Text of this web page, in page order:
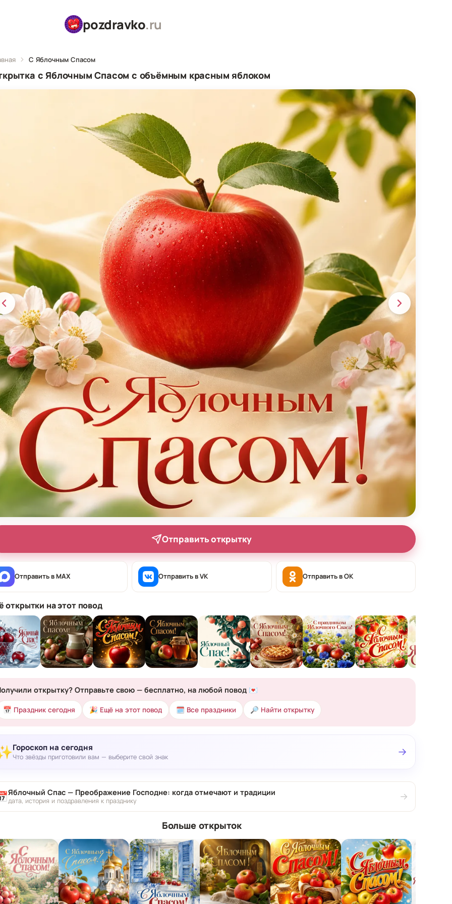
pozdravko.ru
С Яблочным Спасом
с Яблочным Спасом с объёмным красным яблоком
Отправить открытку
Отправить в MAX Отправить в VK Отправить в OK
открытки на этот повод
открытку? Отправьте свою — бесплатно, на любой повод 💌
📅 Праздник сегодня 🎉 Ещё на этот повод 🗓 Все праздники 🔎 Найти открытку
Гороскоп на сегодня
Что звёзды приготовили вам — выберите свой знак →
Яблочный Спас — Преображение Господне: когда отмечают и традиции
дата, история и поздравления к празднику →
Больше открыток